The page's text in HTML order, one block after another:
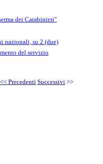
dei Carabinieri"
nazionali, su 2 (due)
del servizio
<< Precedenti Successivi >>